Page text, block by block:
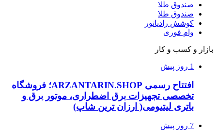
صندوق طلا
صندوق طلا
کوشش رادیاتور
وام فوری
بازار و کسب و کار
1 روز پیش
افتتاح رسمی ARZANTARIN.SHOP؛ فروشگاه
تخصصی تجهیزات برق اضطراری، موتور برق و
باتری لیتیومی( ارزان ترین شاپ)
7 روز پیش